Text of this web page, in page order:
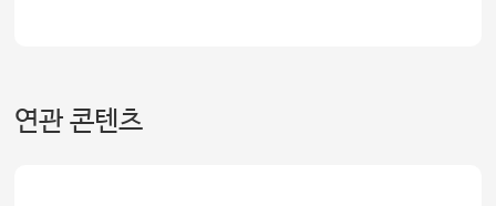
연관 콘텐츠